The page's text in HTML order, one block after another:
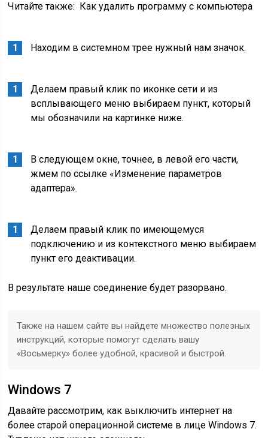
Читайте также: Как удалить программу с компьютера
Находим в системном трее нужный нам значок.
Делаем правый клик по иконке сети и из
всплывающего меню выбираем пункт, который
мы обозначили на картинке ниже.
В следующем окне, точнее, в левой его части,
жмем по ссылке «Изменение параметров
адаптера».
Делаем правый клик по имеющемуся
подключению и из контекстного меню выбираем
пункт его деактивации.
В результате наше соединение будет разорвано.
Также на нашем сайте вы найдете множество полезных
инструкций, которые помогут сделать вашу
«Восьмерку» более удобной, красивой и быстрой.
Windows 7
Давайте рассмотрим, как выключить интернет на
более старой операционной системе в лице Windows 7.